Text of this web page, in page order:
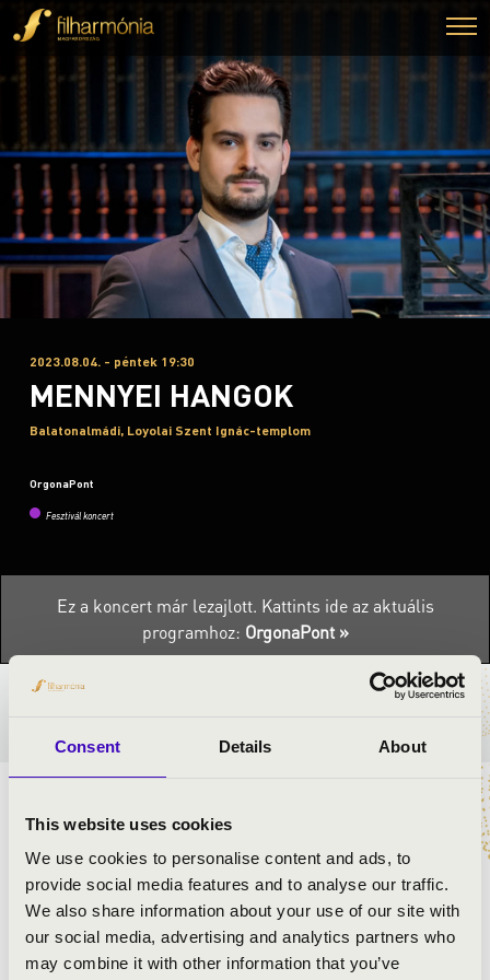
Consent Details About
This website uses cookies
We use cookies to personalise content and ads, to
provide social media features and to analyse our traffic.
We also share information about your use of our site with
our social media, advertising and analytics partners who
may combine it with other information that you’ve
2023.08.04. - péntek 19:30
MENNYEI HANGOK
Balatonalmádi, Loyolai Szent Ignác-templom
OrgonaPont
Fesztivál koncert
Ez a koncert már lezajlott. Kattints ide az aktuális
programhoz: OrgonaPont »
Mészáros Zsolt Máté- orgona
Mészáros Gréta- ének
MŰSOR: